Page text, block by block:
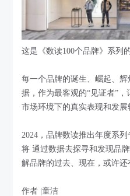
这是《数读100个品牌》系列
每一个品牌的诞生、崛起、
据，作为最客观的“见证者”
市场环境下的真实表现和发展
2024，品牌数读推出年度系
将 通过数据去探寻和发现品
解品牌的过去、现在，或许还
作者 |童洁